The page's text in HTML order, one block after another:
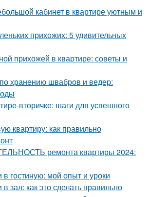
кабинет в квартире уютным и
прихожих: 5 удивительных
прихожей в квартире: советы и
хранению швабров и ведер:
вторичке: шаги для успешного
квартиру: как правильно
ремонта квартиры 2024:
в гостиную: мой опыт и уроки
зал: как это сделать правильно